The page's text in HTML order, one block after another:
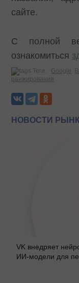
сайте.
С полной
ознакомиться
Теги: Google
ранжирования
НОВОСТИ
VK внедряет
ИИ-модели для